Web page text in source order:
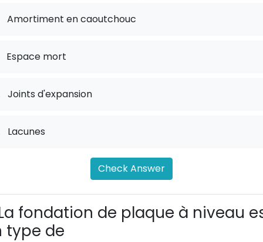
Amortiment en caoutchouc
Espace mort
Joints d'expansion
Lacunes
Check Answer
fondation de plaque à niveau
type de